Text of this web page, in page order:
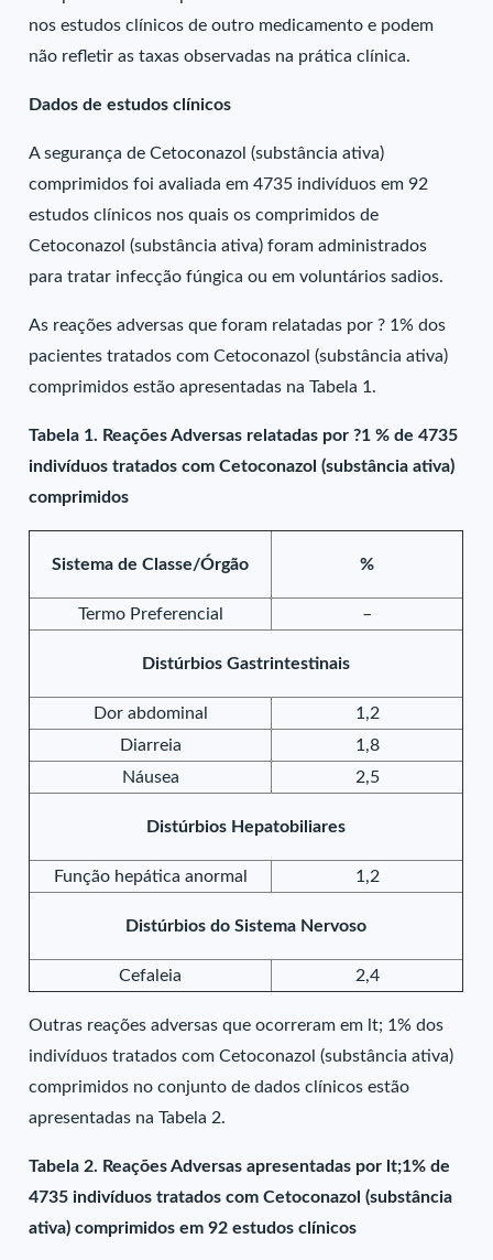
nos estudos clínicos de outro medicamento e podem
não refletir as taxas observadas na prática clínica.
Dados de estudos clínicos
A segurança de Cetoconazol (substância ativa)
comprimidos foi avaliada em 4735 indivíduos em 92
estudos clínicos nos quais os comprimidos de
Cetoconazol (substância ativa) foram administrados
para tratar infecção fúngica ou em voluntários sadios.
As reações adversas que foram relatadas por ? 1% dos
pacientes tratados com Cetoconazol (substância ativa)
comprimidos estão apresentadas na Tabela 1.
Tabela 1. Reações Adversas relatadas por ?1 % de 4735
indivíduos tratados com Cetoconazol (substância ativa)
comprimidos
Sistema de Classe/Órgão %
Termo Preferencial –
Distúrbios Gastrintestinais
Dor abdominal
1,2
Diarreia
1,8
Náusea
2,5
Distúrbios Hepatobiliares
Função hepática anormal 1,2
Distúrbios do Sistema Nervoso
Cefaleia 2,4
Outras reações adversas que ocorreram em lt; 1% dos
indivíduos tratados com Cetoconazol (substância ativa)
comprimidos no conjunto de dados clínicos estão
apresentadas na Tabela 2.
Tabela 2. Reações Adversas apresentadas por lt;1% de
4735 indivíduos tratados com Cetoconazol (substância
ativa) comprimidos em 92 estudos clínicos